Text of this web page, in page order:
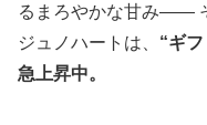
るまろやかな甘み——
ジュノハートは、 “ギ
急上昇中。